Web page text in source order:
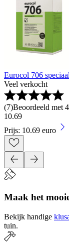
Eurocol 706
Veel verkocht
(7)Beoordeeld met
10.69
Prijs: 10.69 euro
Maak het
Bekijk handige
tuin.